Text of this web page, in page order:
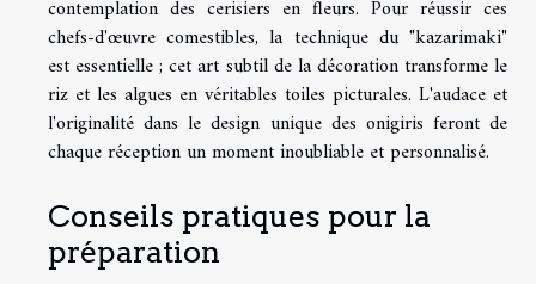
contemplation des cerisiers en fleurs. Pour réussir ces
chefs-d'œuvre comestibles, la technique du "kazarimaki"
est essentielle ; cet art subtil de la décoration transforme le
riz et les algues en véritables toiles picturales. L'audace et
l'originalité dans le design unique des onigiris feront de
chaque réception un moment inoubliable et personnalisé.
Conseils pratiques pour la
préparation